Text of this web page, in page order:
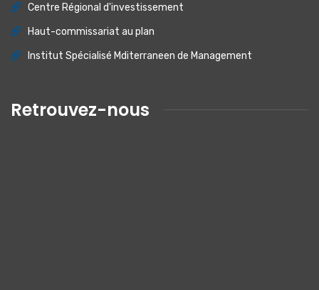
Centre Régional d'investissement
Haut-commissariat au plan
Institut Spécialisé Mditerraneen de Management
Retrouvez-nous